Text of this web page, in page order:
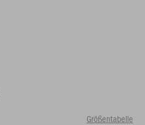
Größentabelle